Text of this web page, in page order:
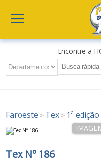
Encontre a
Faroeste > Tex > 1ª edição
Tex Nº 186